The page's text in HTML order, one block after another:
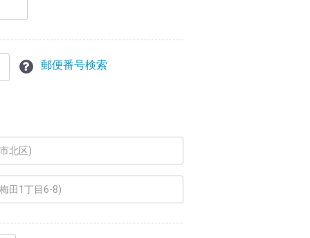
郵便番号検索